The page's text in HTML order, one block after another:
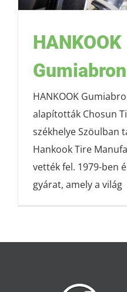
HANKOOK
HANKOOK
alapították Chosun
székhelye Szöulban
Hankook Tire
vették fel. 1979-ben
gyárat, amely a világ